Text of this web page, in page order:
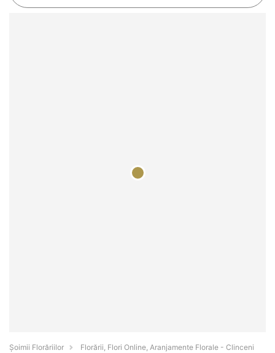
Șoimii Florăriilor
Florării, Flori Online, Aranjamente Florale - Clinceni